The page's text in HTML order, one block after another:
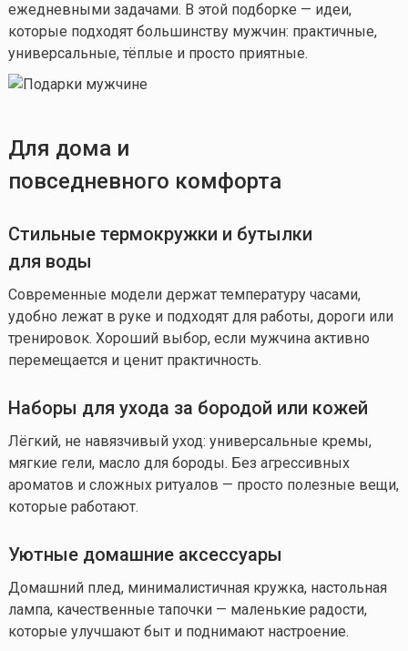
ежедневными задачами. В этой подборке — идеи,
которые подходят большинству мужчин: практичные,
универсальные, тёплые и просто приятные.
Для дома и
повседневного комфорта
Стильные термокружки и бутылки
для воды
Современные модели держат температуру часами,
удобно лежат в руке и подходят для работы, дороги или
тренировок. Хороший выбор, если мужчина активно
перемещается и ценит практичность.
Наборы для ухода за бородой или кожей
Лёгкий, не навязчивый уход: универсальные кремы,
мягкие гели, масло для бороды. Без агрессивных
ароматов и сложных ритуалов — просто полезные вещи,
которые работают.
Уютные домашние аксессуары
Домашний плед, минималистичная кружка, настольная
лампа, качественные тапочки — маленькие радости,
которые улучшают быт и поднимают настроение.